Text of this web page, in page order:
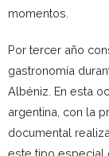
momentos.
Por tercer año
gastronomía
Albéniz. En esta
argentina, con la
documental
este tipo especial